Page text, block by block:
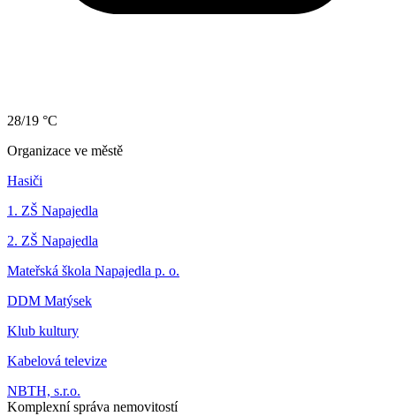
28/19 °C
Organizace ve městě
Hasiči
1. ZŠ Napajedla
2. ZŠ Napajedla
Mateřská škola Napajedla p. o.
DDM Matýsek
Klub kultury
Kabelová televize
NBTH, s.r.o.
Komplexní správa nemovitostí